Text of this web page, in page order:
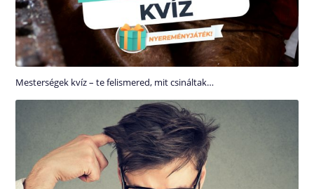
Mesterségek kvíz – te felismered, mit csináltak…